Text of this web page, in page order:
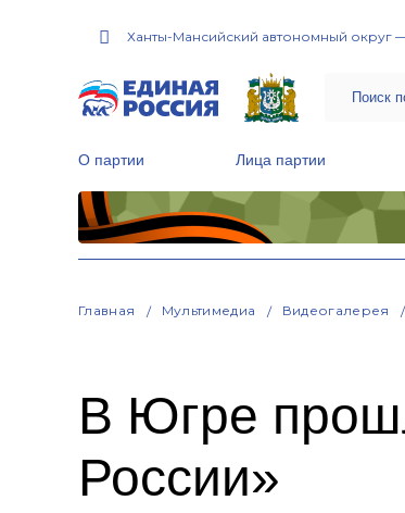
Ханты-Мансийский автономный округ
О партии Лица партии
Главная Мультимедиа Видеогалерея
В Югре
России»